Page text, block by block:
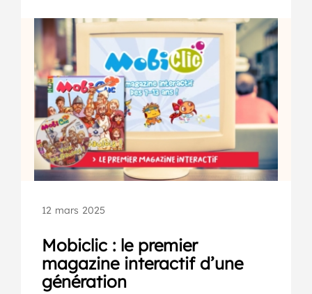
12 mars 2025
Mobiclic : le premier
magazine interactif d’une
génération